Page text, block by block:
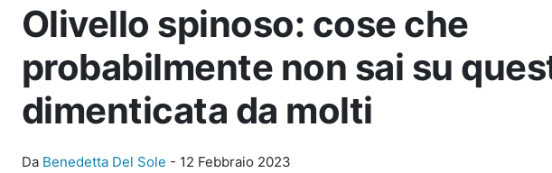
Olivello spinoso: cose che
probabilmente non sai su
dimenticata da molti
Da Benedetta Del Sole - 12 Febbraio 2023